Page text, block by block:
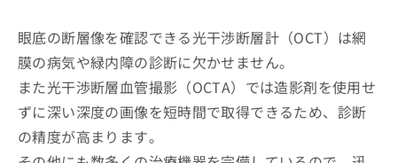
眼底の断層像を確認できる光干渉断層計（OCT）は網
膜の病気や緑内障の診断に欠かせません。
また光干渉断層血管撮影（OCTA）では造影剤を使用せ
ずに深い深度の画像を短時間で取得できるため、診断
の精度が高まります。